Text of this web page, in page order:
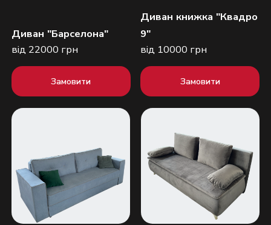
Диван "Барселона"
від 22000 грн
Замовити
Диван книжка "Квадро
9"
від 10000 грн
Замовити